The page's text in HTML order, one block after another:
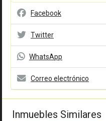
Facebook
Twitter
WhatsApp
Correo electrónico
Inmuebles Similares